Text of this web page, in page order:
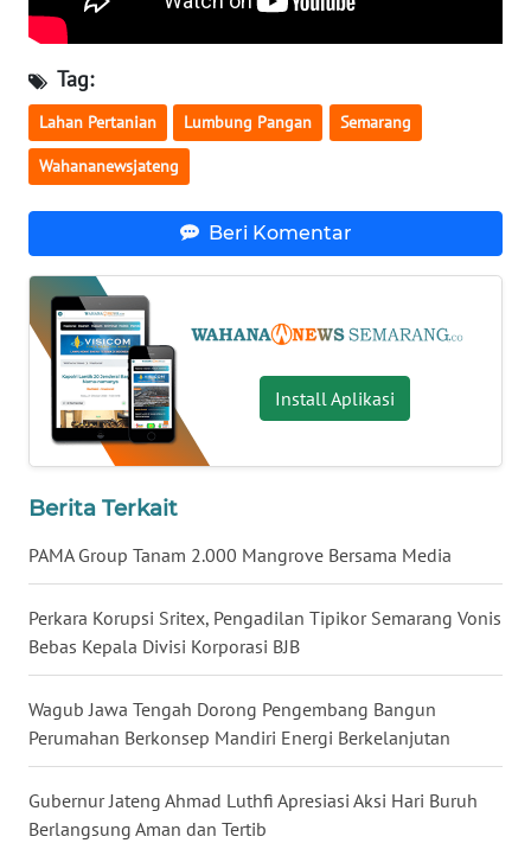
Tag:
Lahan Pertanian Lumbung Pangan Semarang
Wahananewsjateng
Beri Komentar
Install Aplikasi
Berita Terkait
PAMA Group Tanam 2.000 Mangrove Bersama Media
Perkara Korupsi Sritex, Pengadilan Tipikor Semarang Vonis
Bebas Kepala Divisi Korporasi BJB
Wagub Jawa Tengah Dorong Pengembang Bangun
Perumahan Berkonsep Mandiri Energi Berkelanjutan
Gubernur Jateng Ahmad Luthfi Apresiasi Aksi Hari Buruh
Berlangsung Aman dan Tertib
WN
WN
SUMBAR
WN
WN
BENGKULU
WN
LAMPUNG
JATENG
WN
NUSANTARA
WN
JOGJA
WN
JATIM
WN